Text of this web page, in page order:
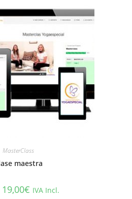
MasterClass
maestra
19,00€ IVA Incl.